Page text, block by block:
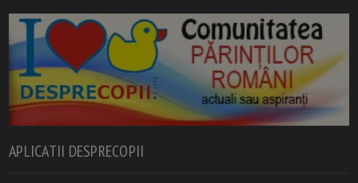
APLICATII DESPRECOPII